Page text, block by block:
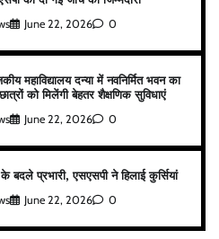
June 22, 2026 0
महाविद्यालय दन्या में नवनिर्मित भवन का
को मिलेंगी बेहतर शैक्षणिक सुविधाएं
June 22, 2026 0
के बदले प्रभारी, एसएसपी ने हिलाई कुर्सियां
June 22, 2026 0